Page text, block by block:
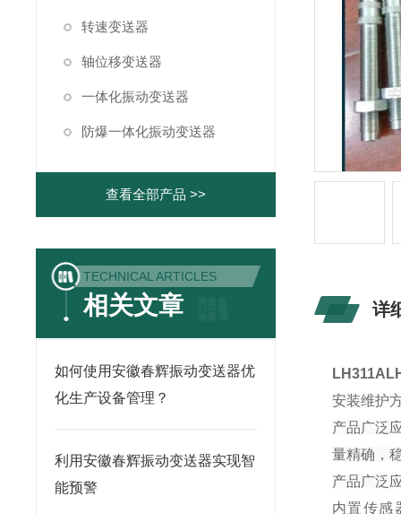
转速变送器
轴位移变送器
一体化振动变送器
防爆一体化振动变送器
查看全部产品 >>
TECHNICAL ARTICLES
相关文章
如何使用安徽春辉振动变送器优
化生产设备管理？
利用安徽春辉振动变送器实现智
能预警
详
安装维护
产品广泛
量精确，
产品广泛
内置传感